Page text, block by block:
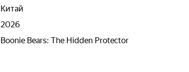
Китай
2026
Boonie Bears: The Hidden Protector